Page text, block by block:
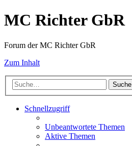
MC Richter GbR
Forum der MC Richter GbR
Zum Inhalt
Suche
Schnellzugriff
Unbeantwortete Themen
Aktive Themen